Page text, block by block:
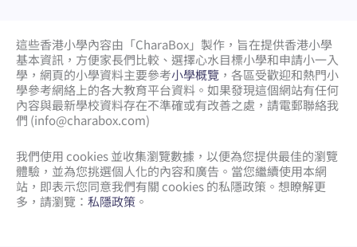
這些香港小學內容由「CharaBox」製作，旨在提供香港小學
基本資訊，方便家長們比較、 選擇心水目標小學和申請小一入
學，網頁的小學資料主要參考小學概覽 ，各區受歡迎和熱門小
學參考網絡上的各大教育平台資料。如果發現這個網站有任何
內容與最新學校資料存在不準確或有改善之處，請電郵聯絡我
們 (info@charabox.com)
我們使用 cookies 並收集瀏覽數據，以便為您提供最佳的瀏覽
體驗，並為您挑選個人化的內容和廣告。當您繼續使用本網
站，即表示您同意我們有關 cookies 的私隱政策。想瞭解更
多，請瀏覽： 私隱政策 。